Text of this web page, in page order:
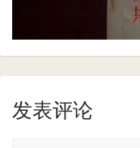
发表评论